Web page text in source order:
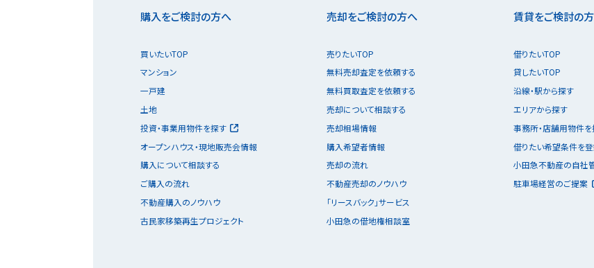
購入をご検討の方へ
買いたいTOP
マンション
一戸建
土地
投資・事業用物件を探す
オープンハウス・現地販売会情報
購入について相談する
ご購入の流れ
不動産購入のノウハウ
古民家移築再生プロジェクト
売却をご検討の方へ
売りたいTOP
無料売却査定を依頼する
無料買取査定を依頼する
売却について相談する
売却相場情報
購入希望者情報
売却の流れ
不動産売却のノウハウ
「リースバック」サービス
小田急の借地権相談室
賃貸をご検討の
借りたいTOP
貸したいTOP
沿線・駅から探す
エリアから探す
事務所・店舗用物件
借りたい希望条件を
小田急不動産の自社
駐車場経営のご提案